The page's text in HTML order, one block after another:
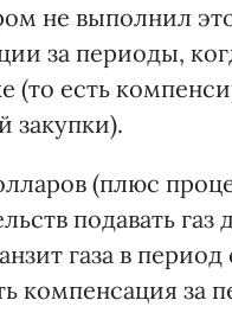
не выполнил
за периоды,
(то есть
закупки).
(плюс
подавать
газа в
компенсация за